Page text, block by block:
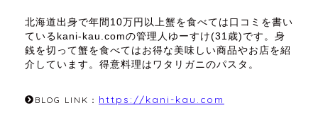
北海道出身で年間10万円以上蟹を食べては口コミを書い
ているkani-kau.comの管理人ゆーすけ(31歳)です。身
銭を切って蟹を食べてはお得な美味しい商品やお店を紹
介しています。得意料理はワタリガニのパスタ。
BLOG LINK： https://kani-kau.com